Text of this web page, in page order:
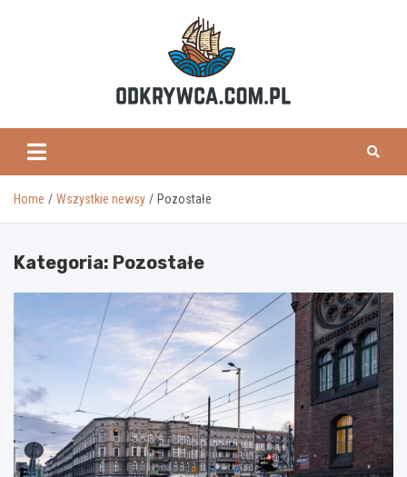
odkrywca.com.pl
Home Wszystkie newsy Pozostałe
Kategoria: Pozostałe